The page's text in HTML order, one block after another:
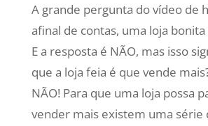
A grande pergunta do vídeo de
afinal de contas, uma loja bonita
E a resposta é NÃO, mas isso
que a loja feia é que vende
NÃO! Para que uma loja possa
vender mais existem uma série